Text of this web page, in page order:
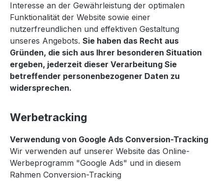
Interesse an der Gewährleistung der optimalen
Funktionalität der Website sowie einer
nutzerfreundlichen und effektiven Gestaltung
unseres Angebots. Sie haben das Recht aus
Gründen, die sich aus Ihrer besonderen Situation
ergeben, jederzeit dieser Verarbeitung Sie
betreffender personenbezogener Daten zu
widersprechen.
Werbetracking
Verwendung von Google Ads Conversion-Tracking
Wir verwenden auf unserer Website das Online-
Werbeprogramm "Google Ads" und in diesem
Rahmen Conversion-Tracking